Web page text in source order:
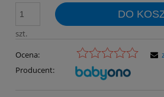
szt.
DO
Ocena:
Producent: